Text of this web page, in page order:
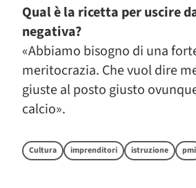
Qual è la ricetta per uscire
negativa?
«Abbiamo bisogno di una
meritocrazia. Che vuol dire
giuste al posto giusto
calcio».
Cultura imprenditori istruzione pmi